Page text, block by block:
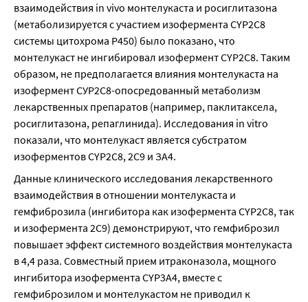
взаимодействия in vivo монтелукаста и росиглитазона
(метаболизируется с участием изофермента CYP2C8
системы цитохрома Р450) было показано, что
монтелукаст не ингибировал изофермент CYP2C8. Таким
образом, не предполагается влияния монтелукаста на
изофермент СУР2С8-опосредованный метаболизм
лекарственных препаратов (например, паклитаксела,
росиглитазона, репаглинида). Исследования in vitro
показали, что монтелукаст является субстратом
изоферментов CYP2C8, 2С9 и ЗА4.
Данные клинического исследования лекарственного
взаимодействия в отношении монтелукаста и
гемфиброзила (ингибитора как изофермента CYP2C8, так
и изофермента 2С9) демонстрируют, что гемфиброзил
повышает эффект системного воздействия монтелукаста
в 4,4 раза. Совместный прием итраконазола, мощного
ингибитора изофермента CYP3A4, вместе с
гемфиброзилом и монтелукастом не приводил к